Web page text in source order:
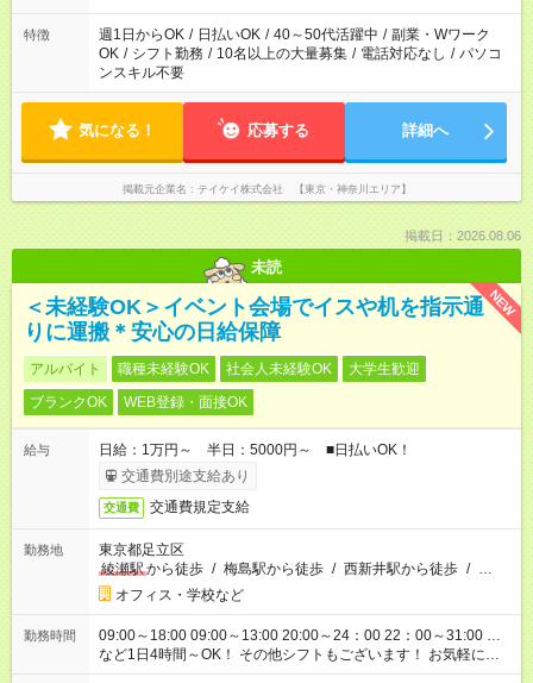
特徴 週1日からOK / 日払いOK / 40～50代活躍中 / 副業・Wワーク
OK / シフト勤務 / 10名以上の大量募集 / 電話対応なし / パソコ
ンスキル不要
気になる！ 応募する 詳細へ
掲載元企業名 テイケイ株式会社 【東京・神奈川エリア】
掲載日：2026.08.06
未読
NEW
＜未経験OK＞イベント会場でイスや机を指示通
りに運搬＊安心の日給保障
アルバイト 職種未経験OK 社会人未経験OK
大学生歓迎
ブランクOK
WEB登録・面接OK
給与
日給：1万円～ 半日：5000円～ ■日払いOK！
交通費別途支給あり
交通費 交通費規定支給
勤務地
東京都足立区
綾瀬駅から徒歩 / 梅島駅から徒歩 / 西新井駅から徒歩 / …
オフィス・学校など
勤務時間
09:00～18:00 09:00～13:00 20:00～24：00 22：00～31:00 …
など1日4時間～OK！ その他シフトもございます！ お気軽にご
相談ください！